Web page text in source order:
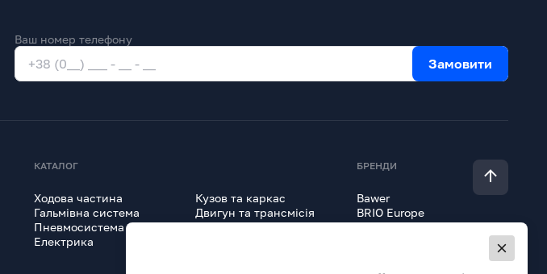
Ваш номер телефону
Замовити
КАТАЛОГ
Ходова частина
Гальмівна система
Пневмосистема
Електрика
Кузов та каркас
Двигун та трансмісія
Гідравліка
БРЕНДИ
Bawer
BRIO Europe
Erich Jaeger
Orex